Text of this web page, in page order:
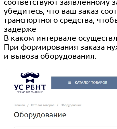
соответствуют заявленному
убедитесь, что ваш заказ
транспортного средства,
задерже
В каком интервале
При формирования заказа
и вывоза оборудования.